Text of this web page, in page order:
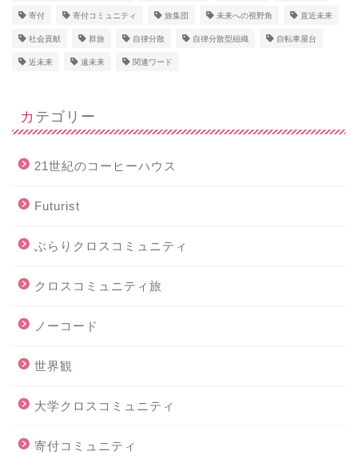
寄付 寄付コミュニティ 旅集団 未来への視野角 直近未来
社会貢献 群旅 自律分散 自律分散型組織 自転車屋台
近未来 遠未来 関連ワード
カテゴリー
21世紀のコーヒーハウス
Futurist
ぶらりクロスコミュニティ
クロスコミュニティ旅
ノーコード
世界観
大学クロスコミュニティ
寄付コミュニティ